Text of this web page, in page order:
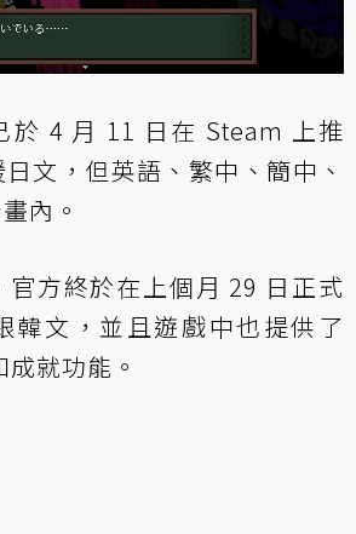
於 4 月 11 日在 Steam 上推
文，但英語、繁中、簡中、
內。
方終於在上個月 29 日正式
韓文，並且遊戲中也提供了
就功能。